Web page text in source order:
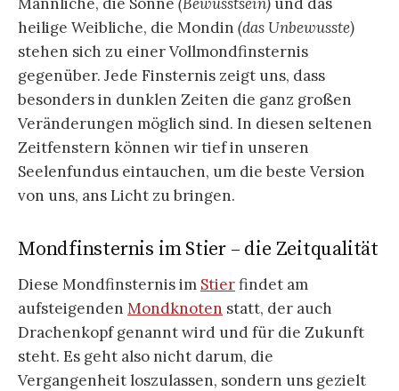
heilige Weibliche, die Mondin (das Unbewusste)
stehen sich zu einer Vollmondfinsternis
gegenüber. Jede Finsternis zeigt uns, dass
besonders in dunklen Zeiten die ganz großen
Veränderungen möglich sind. In diesen seltenen
Zeitfenstern können wir tief in unseren
Seelenfundus eintauchen, um die beste Version
von uns, ans Licht zu bringen.
Mondfinsternis im Stier – die Zeitqualität
Diese Mondfinsternis im Stierfindet am
aufsteigenden Mondknoten statt, der auch
Drachenkopf genannt wird und für die Zukunft
steht. Es geht also nicht darum, die
Vergangenheit loszulassen, sondern uns gezielt